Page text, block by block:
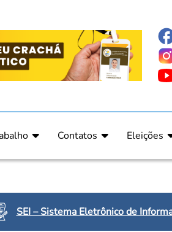
e Oncologia
Contatos
Eleições
SEI – Sistema Eletrônico de